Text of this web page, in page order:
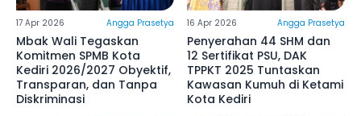
17 Apr 2026 Angga Prasetya
Mbak Wali Tegaskan
Komitmen SPMB Kota
Kediri 2026/2027 Obyektif,
Transparan, dan Tanpa
Diskriminasi
16 Apr 2026 Angga Prasetya
Penyerahan 44 SHM dan
12 Sertifikat PSU, DAK
TPPKT 2025 Tuntaskan
Kawasan Kumuh di Ketami
Kota Kediri